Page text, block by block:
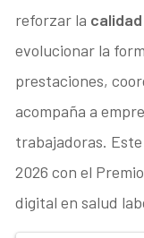
reforzar la
evolucionar la
prestaciones,
acompaña a
trabajadoras.
2026 con el
digital en salud